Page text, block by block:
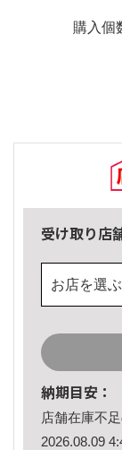
購入個
受け取り店
お店を選ぶ
納期目安：
店舗在庫不
2026.08.09